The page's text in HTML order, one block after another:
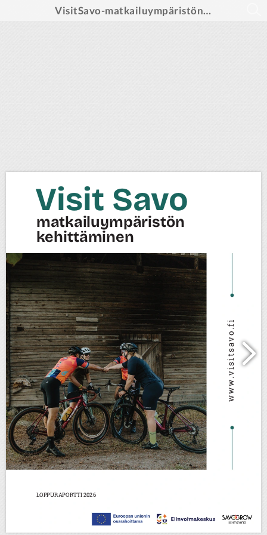
VisitSavo-matkailuympäristön kehittäminen -hankkeen loppuraportti